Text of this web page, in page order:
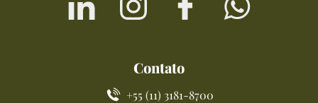
Contato
+55 (11) 3181-8700